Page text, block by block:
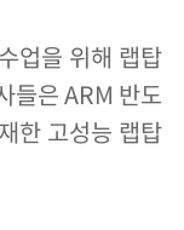
업을 위해 랩탑
들은 ARM 반도
한 고성능 랩탑